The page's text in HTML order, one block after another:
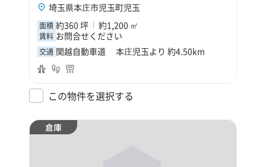
埼玉県本庄市児玉町児玉
面積 約360 坪 約1,200 ㎡
賃料 お問合せください
交通 関越自動車道 本庄児玉より 約4.50km
この物件を選択する
倉庫